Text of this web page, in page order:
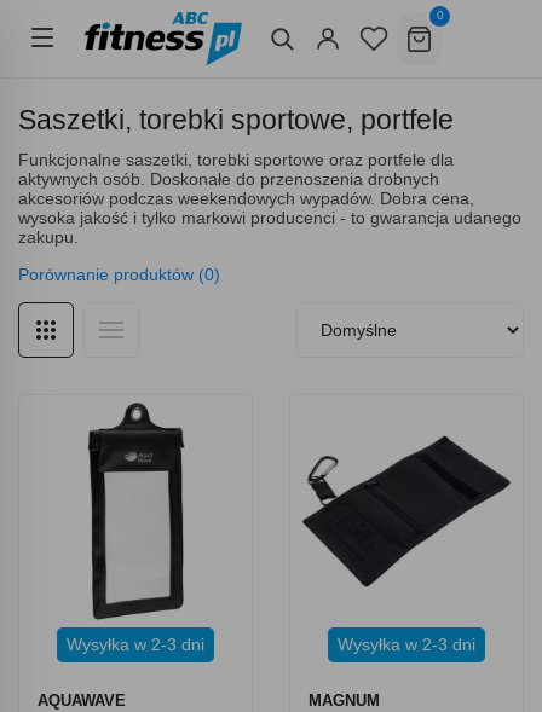
0
Saszetki, torebki sportowe, portfele
Funkcjonalne saszetki, torebki sportowe oraz portfele dla
aktywnych osób. Doskonałe do przenoszenia drobnych
akcesoriów podczas weekendowych wypadów. Dobra cena,
wysoka jakość i tylko markowi producenci - to gwarancja udanego
zakupu.
Porównanie produktów (0)
Wysyłka w 2-3 dni
AQUAWAVE
Wysyłka w 2-3 dni
MAGNUM